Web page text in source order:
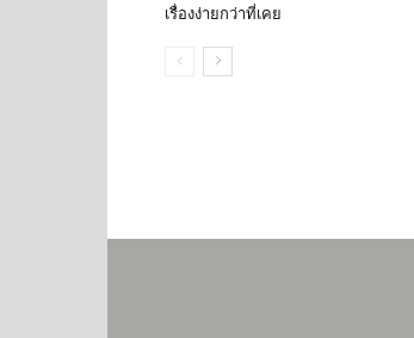
เรื่องง่ายกว่าที่เคย